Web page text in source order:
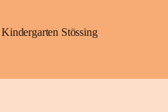
Kindergarten Stössing